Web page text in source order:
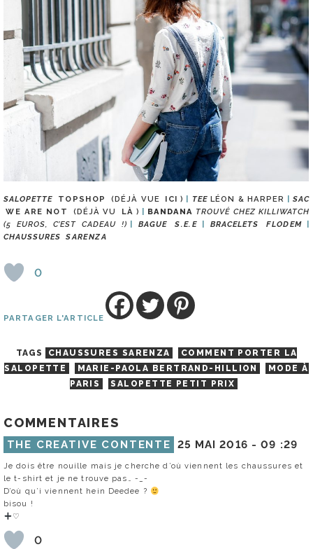
SALOPETTE TOPSHOP (DÉJÀ VUE ICI ) TEE LÉON & HARPER
SAC
WE ARE NOT
(DÉJÀ VU LÀ ) BANDANA TROUVÉ CHEZ KILLIWATCH
(5 EUROS, C’EST CADEAU !)
BAGUE S.E.E BRACELETS
FLODEM
CHAUSSURES
SARENZA
0
PARTAGER L'ARTICLE
TAGS CHAUSSURES SARENZA
COMMENT PORTER LA
SALOPETTE
MARIE-PAOLA BERTRAND-HILLION
MODE À
PARIS
SALOPETTE PETIT PRIX
COMMENTAIRES
THE CREATIVE CONTENTE 25 MAI 2016 -09 :29
Je dois être nouille mais je cherche d’où viennent les chaussures et
le t-shirt et je ne trouve pas… -_-
D’où qu’i viennent hein Deedee ?
bisou !
♡
0